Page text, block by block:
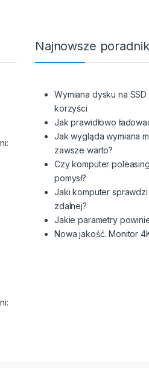
Najnowsze
Wymiana dysku na
korzyści
Jak prawidłowo
Jak wygląda wymiana
zawsze warto?
Czy komputer
pomysł?
Jaki komputer
zdalnej?
Jakie parametry
Nowa jakość. Monitor